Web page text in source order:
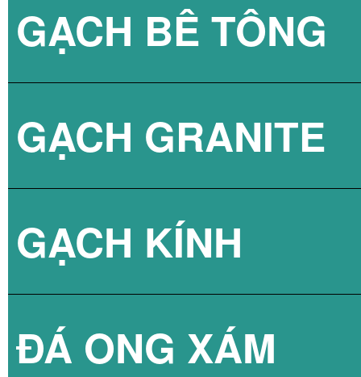
GẠCH LÁT VỈA
GẠCH BÊ TÔNG
GẠCH 3D BÊ
GẠCH GRANITE
GẠCH KÍNH
GẠCH KÍNH
ĐÁ ONG XÁM